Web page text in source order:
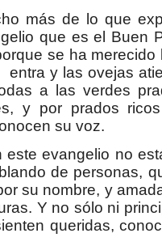
más de lo que
que es el Buen
se ha
y las ovejas
a las verdes
y por prados
su voz.
evangelio no
de personas,
su nombre, y
Y no sólo ni
queridas,